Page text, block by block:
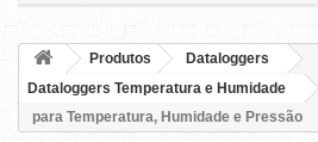
Produtos
Dataloggers
Dataloggers Temperatura e Humidade
para Temperatura, Humidade e Pressão